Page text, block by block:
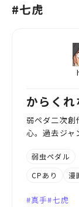
#七虎
からくれ
弱ペダ二次
心。過去ジャ
弱虫ペダル
CPあり
漫
真手 七虎